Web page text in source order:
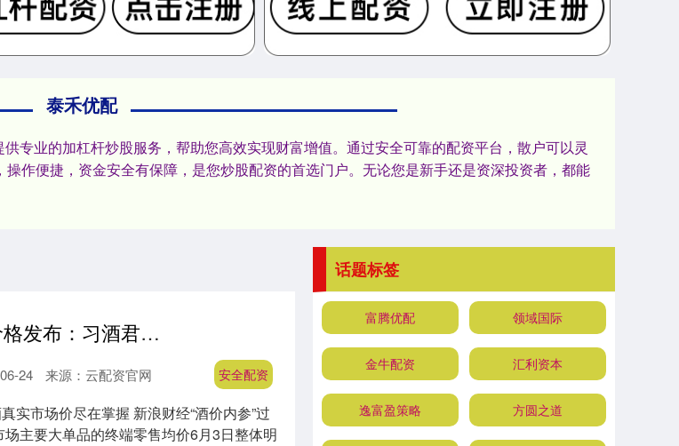
泰禾优配
专业的加杠杆炒股服务，帮助您高效实现财富增值。通过安全可靠的配资平台，散户可以灵
作便捷，资金安全有保障，是您炒股配资的首选门户。无论您是新手还是资深投资者，都能
安全配资 酒价内参6月3日价格发布：习酒君品上涨2元
安全配资
24 来源：云配资官网
实市场价尽在掌握 新浪财经“酒价内参”过
主要大单品的终端零售均价6月3日整体明
话题标签
富腾优配 领域国际
金牛配资 汇利资本
逸富盈策略 方圆之道